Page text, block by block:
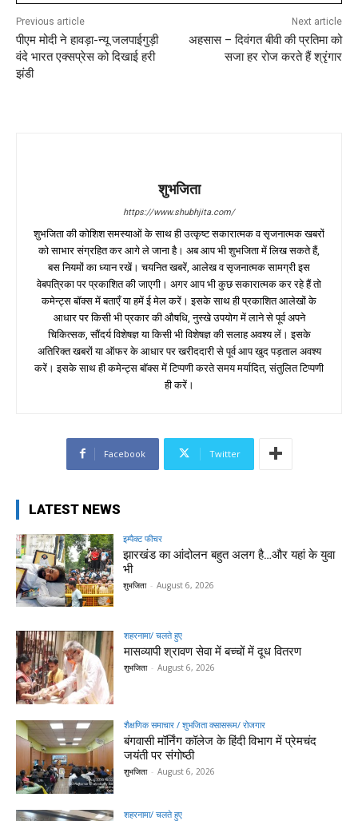
Previous article
पीएम मोदी ने हावड़ा-न्यू जलपाईगुड़ी
वंदे भारत एक्सप्रेस को दिखाई हरी
झंडी
Next article
अहसास – दिवंगत बीवी की प्रतिमा को
सजा हर रोज करते हैं श्रृंगार
शुभजिता
https://www.shubhjita.com/
शुभजिता की कोशिश समस्याओं के साथ ही उत्कृष्ट सकारात्मक व सृजनात्मक खबरों
को साभार संग्रहित कर आगे ले जाना है। अब आप भी शुभजिता में लिख सकते हैं,
बस नियमों का ध्यान रखें। चयनित खबरें, आलेख व सृजनात्मक सामग्री इस
वेबपत्रिका पर प्रकाशित की जाएगी। अगर आप भी कुछ सकारात्मक कर रहे हैं तो
कमेन्ट्स बॉक्स में बताएँ या हमें ई मेल करें। इसके साथ ही प्रकाशित आलेखों के
आधार पर किसी भी प्रकार की औषधि, नुस्खे उपयोग में लाने से पूर्व अपने
चिकित्सक, सौंदर्य विशेषज्ञ या किसी भी विशेषज्ञ की सलाह अवश्य लें। इसके
अतिरिक्त खबरों या ऑफर के आधार पर खरीददारी से पूर्व आप खुद पड़ताल अवश्य
करें। इसके साथ ही कमेन्ट्स बॉक्स में टिप्पणी करते समय मर्यादित, संतुलित टिप्पणी
ही करें।
Facebook Twitter
LATEST NEWS
इम्पैक्ट फीचर
झारखंड का आंदोलन बहुत अलग है…और यहां के युवा
भी
शुभजिता - August 6, 2026
शहरनामा/ चलते हुए
मासव्यापी श्रावण सेवा में बच्चों में दूध वितरण
शुभजिता - August 6, 2026
शैक्षणिक समाचार / शुभजिता क्सासरूम/ रोजगार
बंगवासी मॉर्निंग कॉलेज के हिंदी विभाग में प्रेमचंद
जयंती पर संगोष्ठी
शुभजिता - August 6, 2026
शहरनामा/ चलते हुए